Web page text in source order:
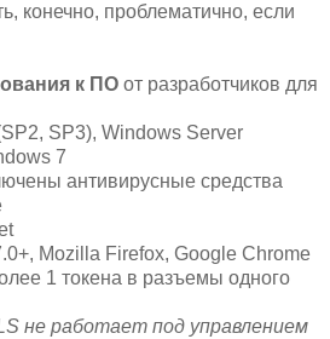
конечно, проблематично, если
к ПО от разработчиков для
SP3), Windows Server
7
антивирусные средства
Mozilla Firefox, Google Chrome
1 токена в разъемы одного
не работает под управлением